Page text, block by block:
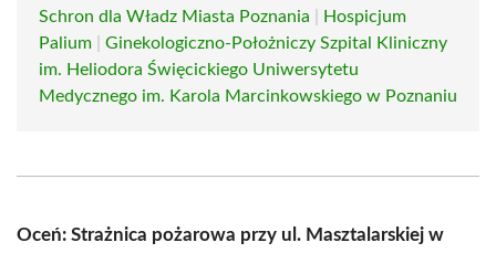
Schron dla Władz Miasta Poznania
Hospicjum
Palium
Ginekologiczno-Położniczy Szpital Kliniczny
im. Heliodora Święcickiego Uniwersytetu
Medycznego im. Karola Marcinkowskiego w Poznaniu
Oceń: Strażnica pożarowa przy ul. Masztalarskiej w